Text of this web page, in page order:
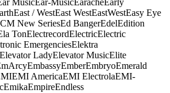
MusicEar-MusicEaracheEarly
East / WestEast WestEastWestEasy Eye
New SeriesEd BangerEdelEdition
TonElectrecordElectricElectric
EmergenciesElektra
Elevator LadyElevator MusicElite
EmbassyEmberEmbryoEmerald
EMI AmericaEMI ElectrolaEMI-
EmikaEmpireEndless